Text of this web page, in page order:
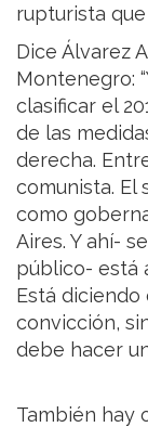
rupturista que
Dice Álvarez
Montenegro:
clasificar el
de las
derecha.
comunista. El
como
Aires. Y ahí-
público- está
Está
convicción,
debe hacer
También hay